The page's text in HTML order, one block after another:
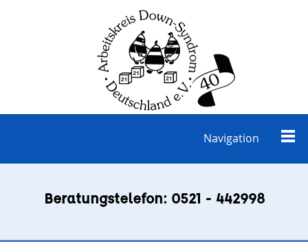
Navigation
Beratungstelefon: 0521 - 442998